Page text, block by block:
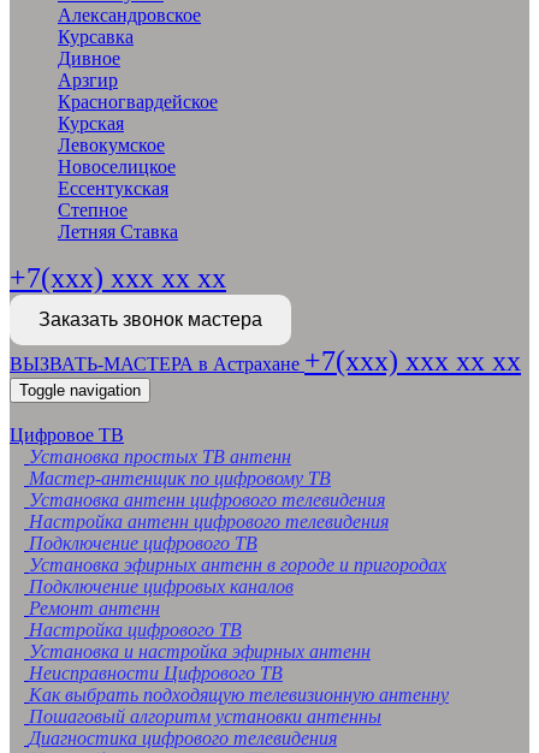
Александровское
Курсавка
Дивное
Арзгир
Красногвардейское
Курская
Левокумское
Новоселицкое
Ессентукская
Степное
Летняя Ставка
+7(xxx) xxx xx xx
Заказать звонок мастера
ВЫЗВАТЬ-МАСТЕРА в Астрахане +7(xxx) xxx xx xx
Toggle navigation
Цифровое ТВ
Установка простых ТВ антенн
Мастер-антенщик по цифровому ТВ
Установка антенн цифрового телевидения
Настройка антенн цифрового телевидения
Подключение цифрового ТВ
Установка эфирных антенн в городе и пригородах
Подключение цифровых каналов
Ремонт антенн
Настройка цифрового ТВ
Установка и настройка эфирных антенн
Неисправности Цифрового ТВ
Как выбрать подходящую телевизионную антенну
Пошаговый алгоритм установки антенны
Диагностика цифрового телевидения